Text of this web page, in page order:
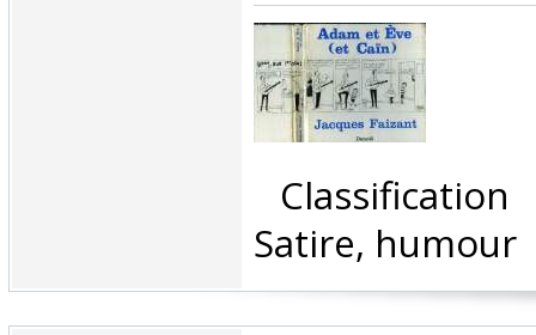
Satire, humour‎